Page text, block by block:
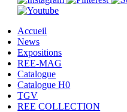
Accueil
News
Expositions
REE-MAG
Catalogue
Catalogue H0
TGV
REE COLLECTION